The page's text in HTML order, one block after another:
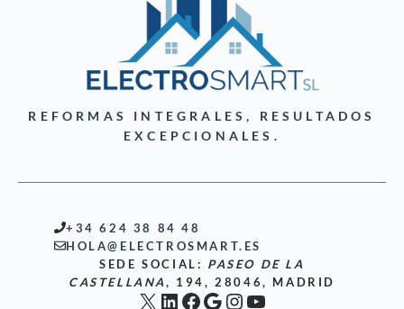
REFORMAS INTEGRALES, RESULTADOS
EXCEPCIONALES.
+34 624 38 84 48
HOLA@ELECTROSMART.ES
SEDE SOCIAL: PASEO DE LA
CASTELLANA, 194, 28046, MADRID
X LinkedIn
Facebook
Google
Instagram
YouTube